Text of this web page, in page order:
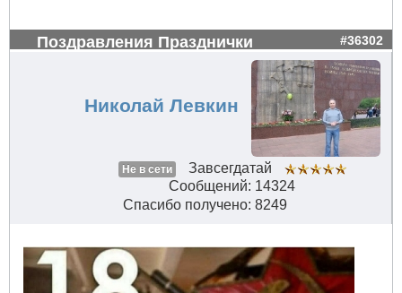
Поздравления Празднички #36302
Николай Левкин
Не в сети
Завсегдатай
Сообщений: 14324
Спасибо получено: 8249